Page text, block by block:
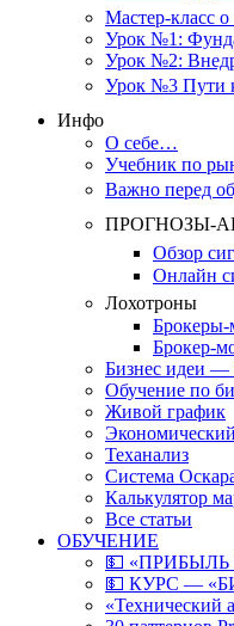
Мастер-класс
Урок №1:
Урок №2:
Урок №3 Пути к
Инфо
О себе…
Учебник по
Важно перед
ПРОГНОЗЫ-
Обзор
Онлайн
Лохотроны
Брокер-
Бизнес идеи —
Обучение по
Живой график
Теханализ
Система
Калькулятор
Все статьи
ОБУЧЕНИЕ
💵 «ПРИБЫЛЬ
💵 КУРС —
«Технический